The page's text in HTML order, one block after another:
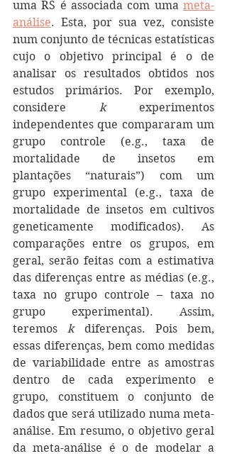
uma RS é associada com uma meta-
análise. Esta, por sua vez, consiste
num conjunto de técnicas estatísticas
cujo o objetivo principal é o de
analisar os resultados obtidos nos
estudos primários. Por exemplo,
considere k experimentos
independentes que compararam um
grupo controle (e.g., taxa de
mortalidade de insetos em
plantações “naturais”) com um
grupo experimental (e.g., taxa de
mortalidade de insetos em cultivos
geneticamente modificados). As
comparações entre os grupos, em
geral, serão feitas com a estimativa
das diferenças entre as médias (e.g.,
taxa no grupo controle – taxa no
grupo experimental). Assim,
teremos k diferenças. Pois bem,
essas diferenças, bem como medidas
de variabilidade entre as amostras
dentro de cada experimento e
grupo, constituem o conjunto de
dados que será utilizado numa meta-
análise. Em resumo, o objetivo geral
da meta-análise é o de modelar a